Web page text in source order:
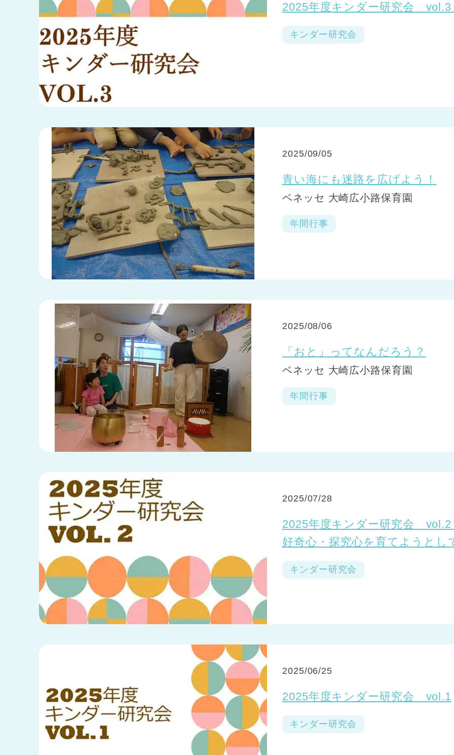
2025年度キンダー研究会
キンダー研究会
2025/09/05
青い海にも迷路を広げよう！
ベネッセ 大崎広小路保育園
年間行事
2025/08/06
「おと」ってなんだろう？
ベネッセ 大崎広小路保育園
年間行事
2025/07/28
2025年度キンダー研究会
好奇心・探究心を育てようとし
キンダー研究会
2025/06/25
2025年度キンダー研究会 vol.1
キンダー研究会